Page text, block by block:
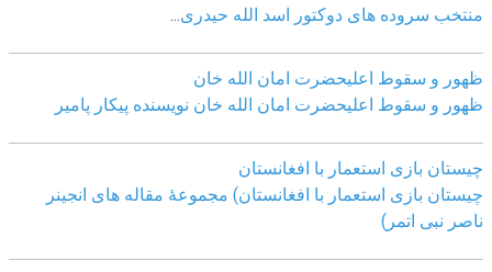
منتخب سروده های دوکتور اسد الله حیدری
ظهور و سقوط اعلیحضرت امان الله خان
ظهور و سقوط اعلیحضرت امان الله خان نویسنده پیکار پامیر
چیستان بازی استعمار با افغانستان
چیستان بازی استعمار با افغانستان) مجموعۀ مقاله های انجینر
ناصر نبی اتمر)